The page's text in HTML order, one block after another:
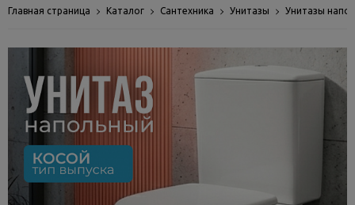
Главная страница Каталог Сантехника Унитазы Унитазы